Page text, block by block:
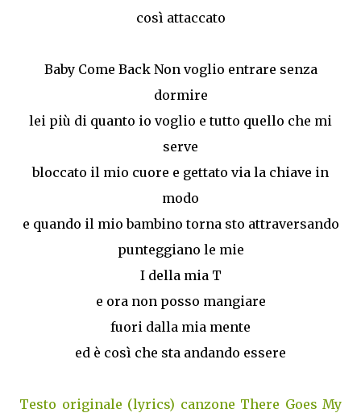
così attaccato
Baby Come Back Non voglio entrare senza
dormire
lei più di quanto io voglio e tutto quello che mi
serve
bloccato il mio cuore e gettato via la chiave in
modo
e quando il mio bambino torna sto attraversando
punteggiano le mie
I della mia T
e ora non posso mangiare
fuori dalla mia mente
ed è così che sta andando essere
Testo originale (lyrics) canzone There Goes My